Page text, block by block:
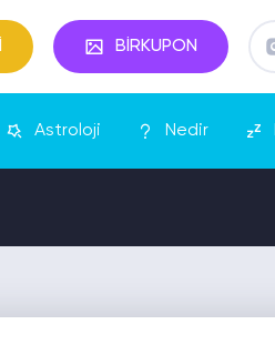
BİRKUPON
Astroloji Nedir